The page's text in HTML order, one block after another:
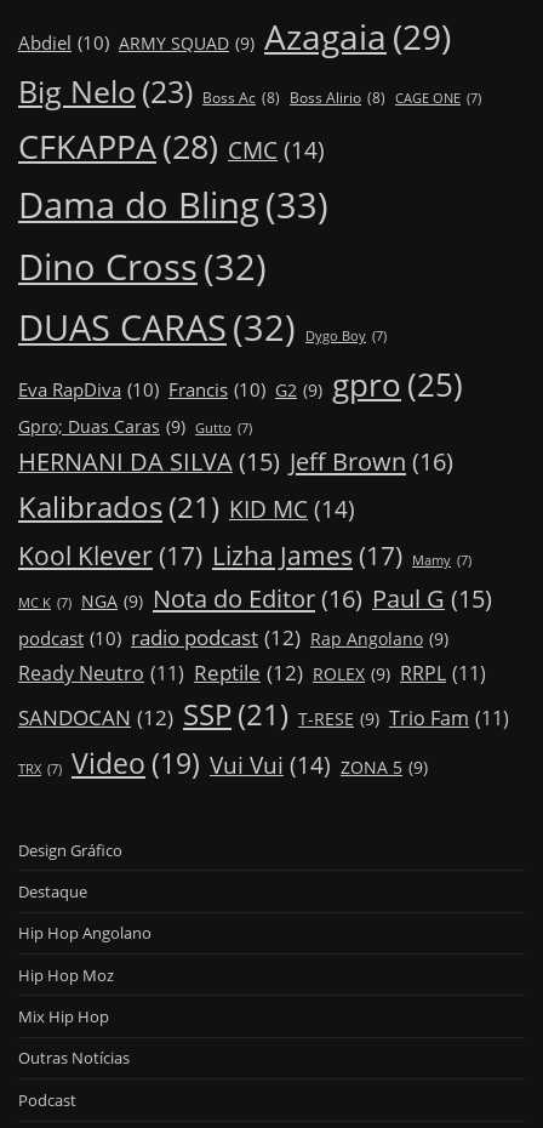
Abdiel (10) ARMY SQUAD (9) Azagaia (29)
Big Nelo (23) Boss Ac (8) Boss Alirio (8) CAGE ONE (7)
CFKAPPA(28) CMC (14)
Dama do Bling(33)
Dino Cross(32)
DUAS CARAS(32) Dygo Boy (7)
Eva RapDiva (10) Francis (10) G2 (9) gpro(25)
Gpro; Duas Caras (9) Gutto (7)
HERNANI DA SILVA(15) Jeff Brown (16)
Kalibrados(21) KID MC (14)
Kool Klever (17) Lizha James (17) Mamy (7)
MC K (7) NGA (9) Nota do Editor(16) Paul G (15)
podcast (10) radio podcast (12) Rap Angolano (9)
Ready Neutro (11) Reptile (12) ROLEX (9) RRPL (11)
SANDOCAN (12) SSP(21) T-RESE (9) Trio Fam (11)
TRX (7) Video (19) Vui Vui (14) ZONA 5 (9)
Design Gráfico
Destaque
Hip Hop Angolano
Hip Hop Moz
Mix Hip Hop
Outras Notícias
Podcast